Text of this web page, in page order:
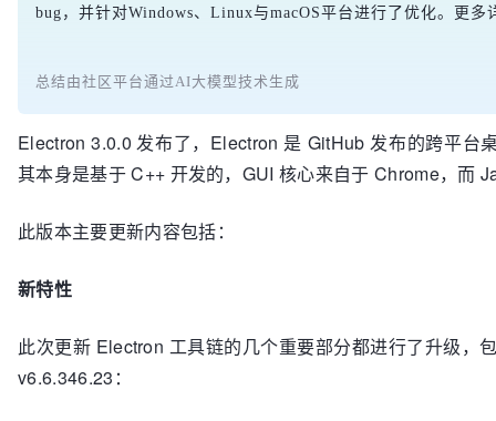
bug，并针对Windows、Linux与macOS平台进行了优化。更多
总结由社区平台通过AI大模型技术生成
Electron 3.0.0 发布了，Electron 是 GitHub 发布的跨平台
其本身是基于 C++ 开发的，GUI 核心来自于 Chrome，而
此版本主要更新内容包括：
新特性
此次更新 Electron 工具链的几个重要部分都进行了升级，
v6.6.346.23：